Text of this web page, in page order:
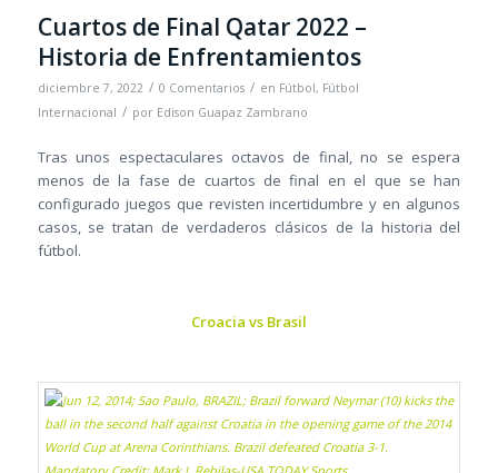
Cuartos de Final Qatar 2022 –
Historia de Enfrentamientos
diciembre 7, 2022 / 0 Comentarios / en Fútbol, Fútbol
Internacional / por Edison Guapaz Zambrano
Tras unos espectaculares octavos de final, no se espera
menos de la fase de cuartos de final en el que se han
configurado juegos que revisten incertidumbre y en algunos
casos, se tratan de verdaderos clásicos de la historia del
fútbol.
Croacia vs Brasil